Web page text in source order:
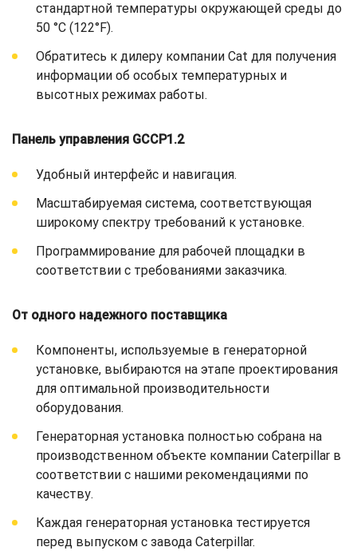
стандартной температуры окружающей среды до
50 °C (122°F).
Обратитесь к дилеру компании Cat для получения
информации об особых температурных и
высотных режимах работы.
Панель управления GCCP1.2
Удобный интерфейс и навигация.
Масштабируемая система, соответствующая
широкому спектру требований к установке.
Программирование для рабочей площадки в
соответствии с требованиями заказчика.
От одного надежного поставщика
Компоненты, используемые в генераторной
установке, выбираются на этапе проектирования
для оптимальной производительности
оборудования.
Генераторная установка полностью собрана на
производственном объекте компании Caterpillar в
соответствии с нашими рекомендациями по
качеству.
Каждая генераторная установка тестируется
перед выпуском с завода Caterpillar.